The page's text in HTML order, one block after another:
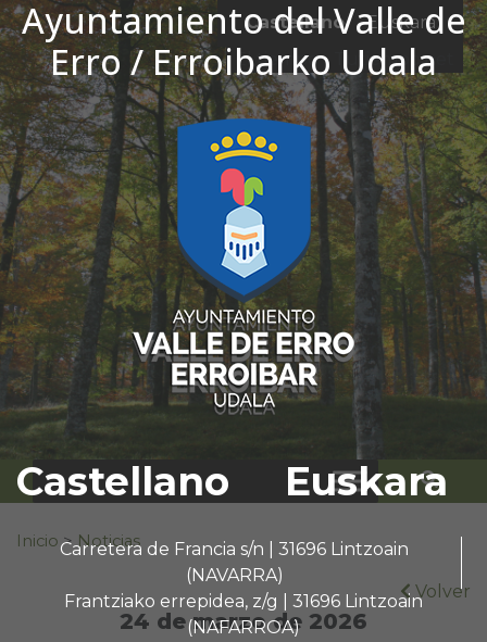
Ayuntamiento del Valle de
Erro / Erroibarko Udala
Castellano Euskara
Carretera de Francia s/n | 31696 Lintzoain
(NAVARRA)
Frantziako errepidea, z/g | 31696 Lintzoain
(NAFARROA)
Ir al contenido
Castellano
Euskara
El tiempo - Tutiempo.net
Buscar:
Inicio > Noticias
Volver
24 de marzo de 2026